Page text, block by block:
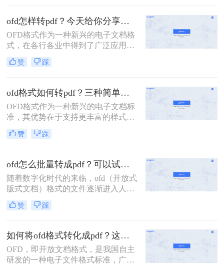
多用户需要将OFD发票转换为PDF格
式以便于查看、存储和分享。那么怎
么把发票OFD转换为PDF呢？本文将
介绍几种将OFD发票转换为PDF的方
法。
ofd怎样转pdf？今天给你分享这三个方法！
OFD格式作为一种新兴的电子文档格
式，在各行各业中得到了广泛应用。
然而，在实际使用中，我们经常遇到
需要将OFD文件转换为PDF格式的情
那么，OFD怎样转PDF呢？本文将为
您介绍三种方法，帮助您轻松实现
OFD文档格式的转换。
赞 踩
ofd格式如何转pdf？三种简单方法教你搞定！
OFD格式作为一种新兴的电子文档标
准，其优势在于支持更丰富的样式、
更复杂的布局和更高的安全性。然
而，由于其适用范围较窄，很多人在
打开或无法编辑的问题。为了解决这
一困扰，我们可以将OFD格式文件转
为广为流行的PDF格式，以便更好地
与他人共享和处理。那么OFD格式如
何转PDF呢？本文将为大家介绍三种
非常简单且高效的方法，让你轻松将
看吧！
赞 踩
ofd怎么批量转成pdf？可以试试这二种方法！
随着数字化时代的来临，ofd（开放式
版式文档）格式的文件逐渐进入人们
的视野。然而，由于ofd格式在某些情
况下的兼容性和查阅便利性不如PDF
格式成为了一个常见的需求。那么ofd
怎么批量转成pdf呢？本文将介绍两种
实用的方法，帮助您轻松实现ofd文件
的批量转换。
赞 踩
如何将ofd格式转化成pdf？这两种方法轻松实现转换！
OFD，即开放文档格式，是我国自主
研发的一种电子文件格式标准，广泛